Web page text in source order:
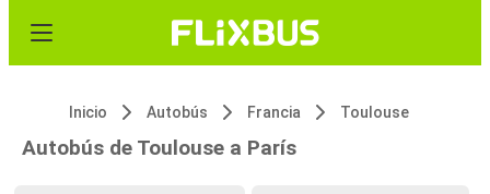
Inicio Autobús Francia Toulouse
Autobús de Toulouse a París